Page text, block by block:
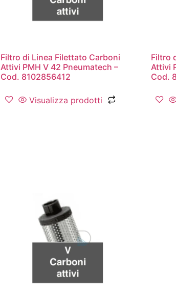
Filtro di Linea Filettato Carboni
Attivi PMH V 42 Pneumatech –
Cod. 8102856412
Visualizza prodotti
Filtro
Attivi
Cod.